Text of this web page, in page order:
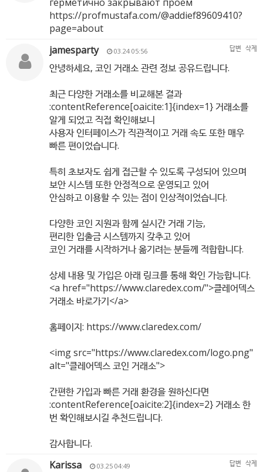
https://profmustafa.com/@addief89609410?
page=about
jamesparty
03.24 05:56 답변 삭제
안녕하세요, 코인 거래소 관련 정보 공유드립니다.
최근 다양한 거래소를 비교해본 결과
:contentReference[oaicite:1]{index=1} 거래소를
알게 되었고 직접 확인해보니
사용자 인터페이스가 직관적이고 거래 속도 또한 매우
빠른 편이었습니다.
특히 초보자도 쉽게 접근할 수 있도록 구성되어 있으며
보안 시스템 또한 안정적으로 운영되고 있어
안심하고 이용할 수 있는 점이 인상적이었습니다.
다양한 코인 지원과 함께 실시간 거래 기능,
편리한 입출금 시스템까지 갖추고 있어
코인 거래를 시작하거나 옮기려는 분들께 적합합니다.
상세 내용 및 가입은 아래 링크를 통해 확인 가능합니다.
<a href="https://www.claredex.com/">클레어덱스
거래소 바로가기</a>
홈페이지: https://www.claredex.com/
<img src="https://www.claredex.com/logo.png"
alt="클레어덱스 코인 거래소">
간편한 가입과 빠른 거래 환경을 원하신다면
:contentReference[oaicite:2]{index=2} 거래소 한
번 확인해보시길 추천드립니다.
감사합니다.
Karissa
03.25 04:49 답변 삭제